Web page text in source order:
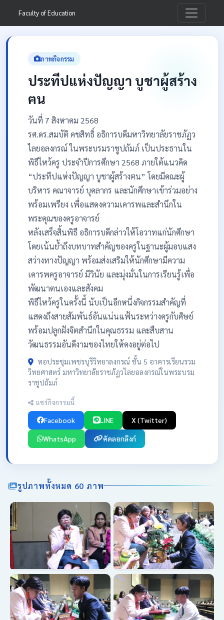
Faculty of Education
ภาพกิจกรรม
ประทีปแห่งปัญญา บูชาผู้สร้าง
ฅน
วันที่ 7 สิงหาคม 2568
รศ.ดร.สมบัติ คชสิทธิ์ อธิการบดีมหาวิทยาลัยราชภัฏว
ไลยอลงกรณ์ ในพระบรมราชูปถัมภ์ เป็นประธานใน
พิธีไหว้ครู ประจำปีการศึกษา 2568 ภายใต้แนวคิด
“ประทีปแห่งปัญญา บูชาผู้สร้างฅน” โดยมีคณะผู้
บริหาร คณาจารย์ บุคลากร และนักศึกษาเข้าร่วมอย่าง
พร้อมเพรียง เพื่อแสดงความเคารพและสำนึกใน
พระคุณของครูอาจารย์
หลังเสร็จสิ้นพิธี อธิการบดีกล่าวให้โอวาทแก่นักศึกษา
โดยเน้นย้ำถึงบทบาทสำคัญของครูในฐานะผู้มอบแสง
สว่างทางปัญญา พร้อมส่งเสริมให้นักศึกษามีความ
เคารพครูอาจารย์ มีวินัย และมุ่งมั่นในการเรียนรู้เพื่อ
พัฒนาตนเองและสังคม
พิธีไหว้ครูในครั้งนี้ นับเป็นอีกหนึ่งกิจกรรมสำคัญที่
แสดงถึงสายสัมพันธ์อันแน่นแฟ้นระหว่างครูกับศิษย์
พร้อมปลูกฝังจิตสำนึกในคุณธรรม และสืบสาน
วัฒนธรรมอันดีงามของไทยให้คงอยู่ต่อไป
หอประชุมเพชรบุรีวิทยาลงกรณ์ ชั้น 5 อาคารเรียนรวม
วิทยศาสตร์ มหาวิทยาลัยราชภัฏวไลยอลงกรณ์ในพระบรม
ราชูปถัมภ์
แชร์กิจกรรมนี้
Facebook LINE X (Twitter)
WhatsApp คัดลอกลิงก์
รูปภาพทั้งหมด 60 ภาพ